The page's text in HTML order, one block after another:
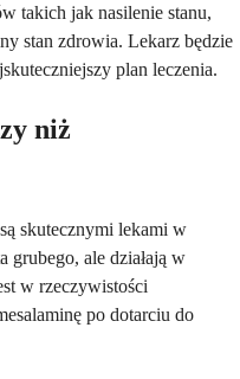
takich jak nasilenie stanu,
stan zdrowia. Lekarz będzie
plan leczenia.
niż
skutecznymi lekami w
grubego, ale działają w
w rzeczywistości
po dotarciu do